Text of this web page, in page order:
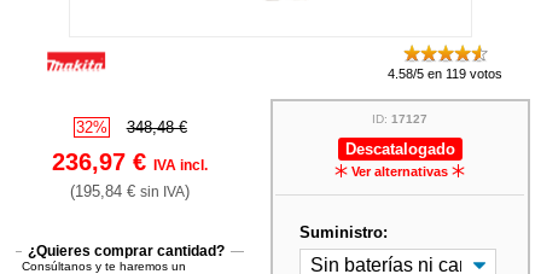
4.58/5 en 119 votos
32% 348,48 €
236,97 €IVA incl.
(195,84 €sin IVA)
¿Quieres comprar cantidad?
Consúltanos y te haremos un
ID:17127
Descatalogado
Ver alternativas
Suministro: